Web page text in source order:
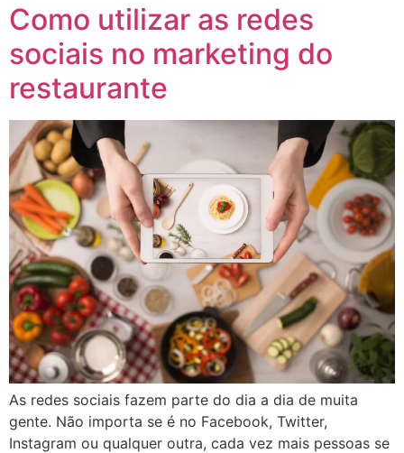
Como utilizar as redes
sociais no marketing do
restaurante
As redes sociais fazem parte do dia a dia de muita
gente. Não importa se é no Facebook, Twitter,
Instagram ou qualquer outra, cada vez mais pessoas se